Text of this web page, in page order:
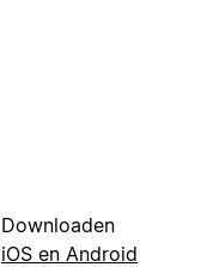
Downloaden
iOS en Android